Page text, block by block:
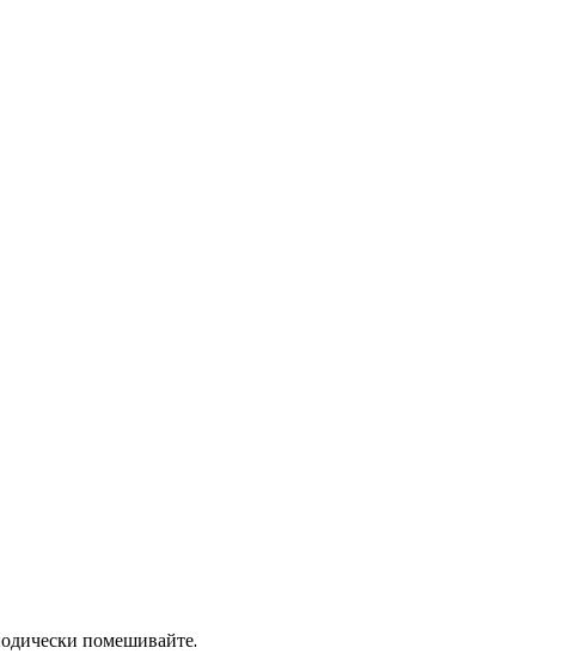
помешивайте.